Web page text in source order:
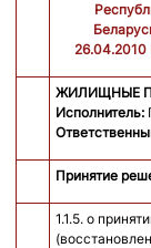
ЖИЛИЩНЫЕ
Исполнитель:
Принятие
1.1.5. о